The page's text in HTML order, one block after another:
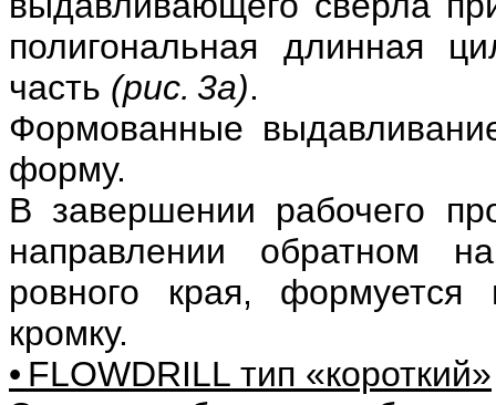
полигональная длинная
часть (рис. 3а).
Формованные
форму.
В завершении рабочего
направлении обратном
ровного края, формуется
кромку.
• FLOWDRILL тип «короткий»